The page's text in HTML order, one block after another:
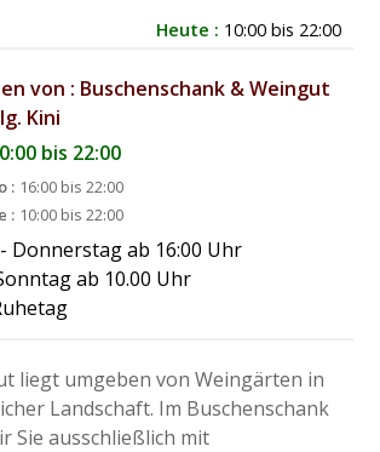
Heute : 10:00 bis 22:00
von : Buschenschank & Weingut
Kini
bis 22:00
: 16:00 bis 22:00
: 10:00 bis 22:00
Donnerstag ab 16:00 Uhr
ab 10.00 Uhr
liegt umgeben von Weingärten in
Landschaft. Im Buschenschank
Sie ausschließlich mit